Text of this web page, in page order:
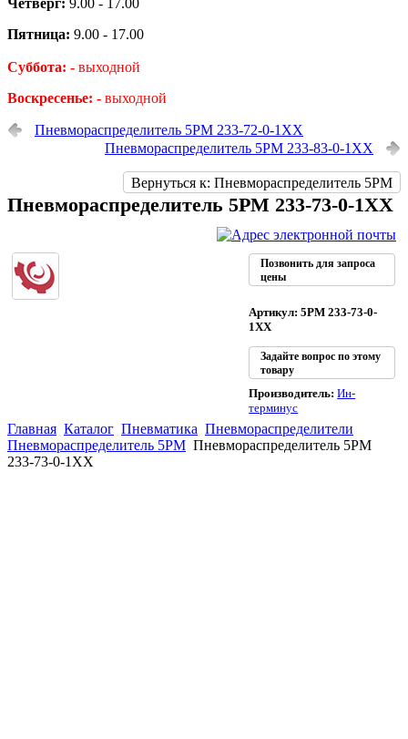
Пятница: 9.00 - 17.00
Суббота: - выходной
Воскресенье: - выходной
Пневмораспределитель 5РМ 233-72-0-1ХХ
Пневмораспределитель 5РМ 233-83-0-1ХХ
Вернуться к: Пневмораспределитель 5РМ
Пневмораспределитель 5РМ 233-73-0-1ХХ
Позвонить для запроса
цены
Артикул: 5РМ 233-73-0-
1ХХ
Задайте вопрос по этому
товару
Производитель:Ин-
терминус
Главная Каталог Пневматика Пневмораспределители
Пневмораспределитель 5РМ Пневмораспределитель 5РМ
233-73-0-1ХХ